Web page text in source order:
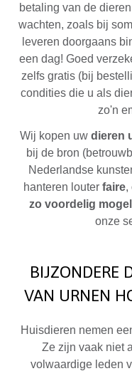
betaling van de
wachten, zoals bij
leveren doorgaans
een dag! Goed
zelfs gratis (bij
condities die u als
zo'n
Wij kopen uw dieren
bij de bron
Nederlandse
hanteren louter faire,
zo voordelig
onze
BIJZONDERE
VAN URNEN
Huisdieren nemen
Ze zijn vaak niet
volwaardige leden